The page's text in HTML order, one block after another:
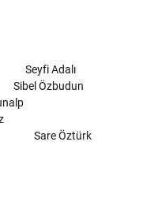
Seyfi Adalı
Sibel Özbudun
Sare Öztürk